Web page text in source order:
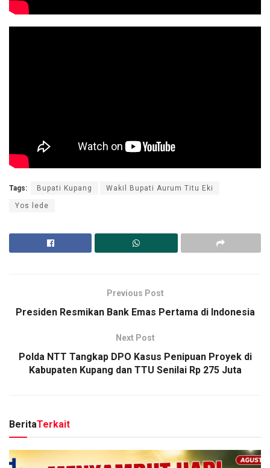
Tags: Bupati Kupang Wakil Bupati Aurum Titu Eki
Yos lede
Previous Post
Presiden Resmikan Bank Emas Pertama di Indonesia
Next Post
Polda NTT Tangkap DPO Kasus Penipuan Proyek di
Kabupaten Kupang dan TTU Senilai Rp 275 Juta
BeritaTerkait